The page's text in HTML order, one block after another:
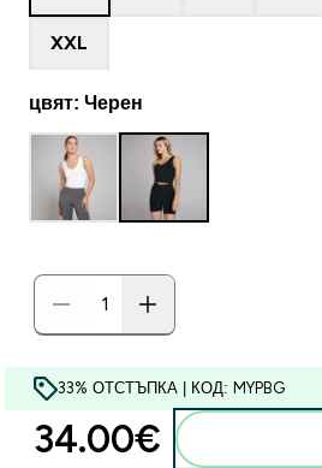
XXL
цвят: Черен
33% ОТСТЪПКА | КОД: MYPBG
34.00€‎